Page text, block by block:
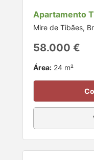
Apartamento
Mire de Tibães,
58.000 €
Área: 24 m²